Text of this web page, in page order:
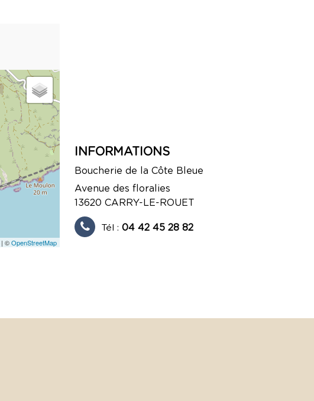
INFORMATIONS
Boucherie de la Côte Bleue
Avenue des floralies
13620 CARRY-LE-ROUET
Tél : 04 42 45 28 82
| ©OpenStreetMap